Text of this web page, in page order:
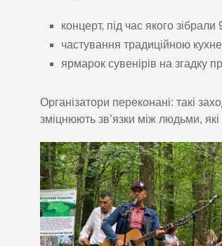
концерт, під час якого
частування традиційною
ярмарок сувенірів на згадку
Організатори переконані: такі
зміцнюють зв’язки між людьми,